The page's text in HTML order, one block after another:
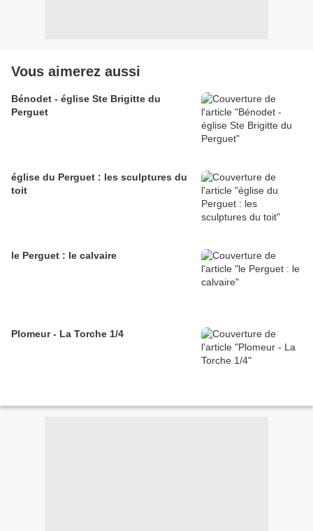
Vous aimerez aussi
Bénodet - église Ste Brigitte du
Perguet
église du Perguet : les sculptures du
toit
le Perguet : le calvaire
Plomeur - La Torche 1/4